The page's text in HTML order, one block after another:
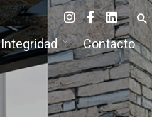
Integridad Contacto